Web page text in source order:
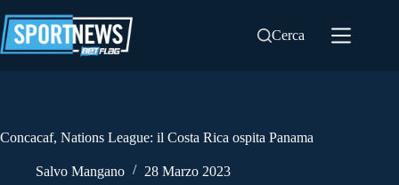
al
contenuto
Cerca
Concacaf, Nations League: il Costa Rica ospita Panama
Salvo Mangano 28 Marzo 2023